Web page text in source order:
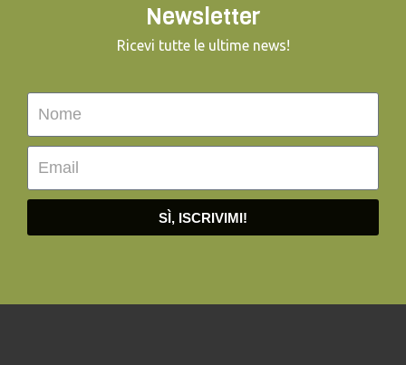
Newsletter
Ricevi tutte le ultime news!
SÌ, ISCRIVIMI!